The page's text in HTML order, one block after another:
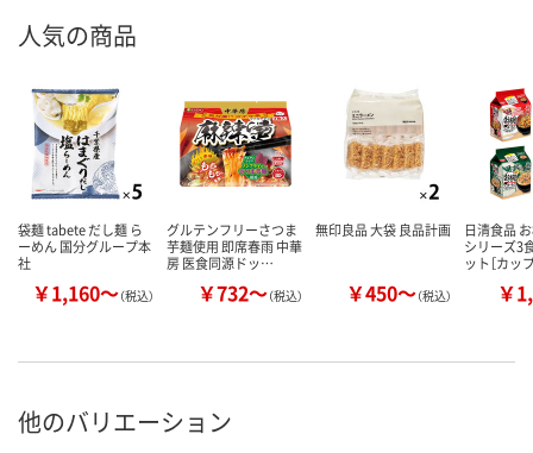
人気の商品
袋麺 tabete だし麺 ら
ーめん 国分グループ本
社
￥1,160～（税込）
グルテンフリーさつま
芋麺使用 即席春雨 中華
房 医食同源ドッ…
￥732～（税込）
無印良品 大袋 良品計画
￥450～（税込）
日清食品
シリーズ3
ット［カ
￥
他のバリエーション